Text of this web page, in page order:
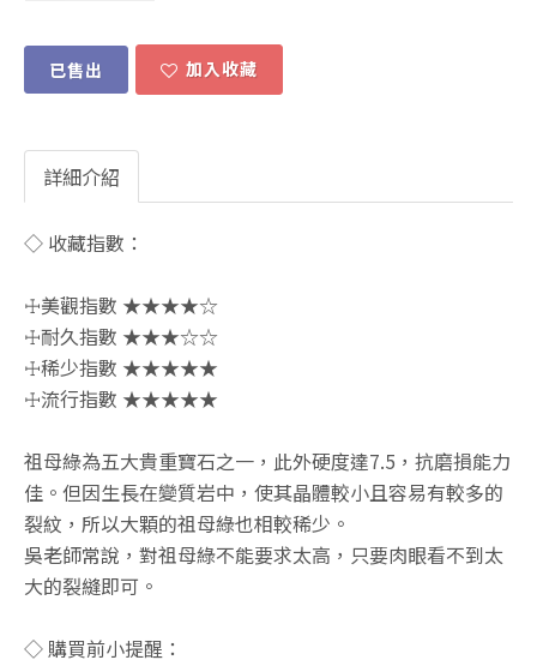
已售出 加入收藏
詳細介紹
◇ 收藏指數：
☩美觀指數 ★★★★☆
☩耐久指數 ★★★☆☆
☩稀少指數 ★★★★★
☩流行指數 ★★★★★
祖母綠為五大貴重寶石之一，此外硬度達7.5，抗磨損能力
佳。但因生長在變質岩中，使其晶體較小且容易有較多的
裂紋，所以大顆的祖母綠也相較稀少。
吳老師常說，對祖母綠不能要求太高，只要肉眼看不到太
大的裂縫即可。
◇ 購買前小提醒：